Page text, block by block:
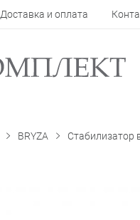
Доставка и оплата
BRYZA Стабилизатор